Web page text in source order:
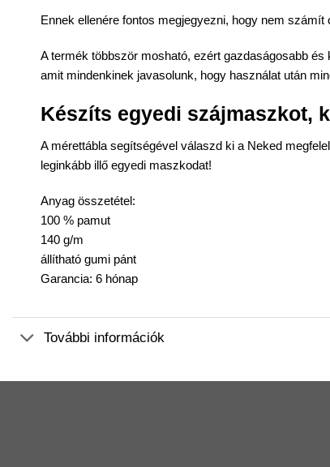
Ennek ellenére fontos megjegyezni, hogy nem
A termék többször mosható, ezért gazdaságosabb
amit mindenkinek javasolunk, hogy használat után
Készíts egyedi szájmaszkot,
A mérettábla segítségével válaszd ki a Neked
leginkább illő egyedi maszkodat!
Anyag összetétel:
100 % pamut
140 g/m
állítható gumi pánt
Garancia: 6 hónap
További információk